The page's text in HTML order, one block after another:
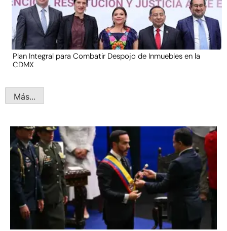
Plan Integral para Combatir Despojo de Inmuebles en la
CDMX
Más...